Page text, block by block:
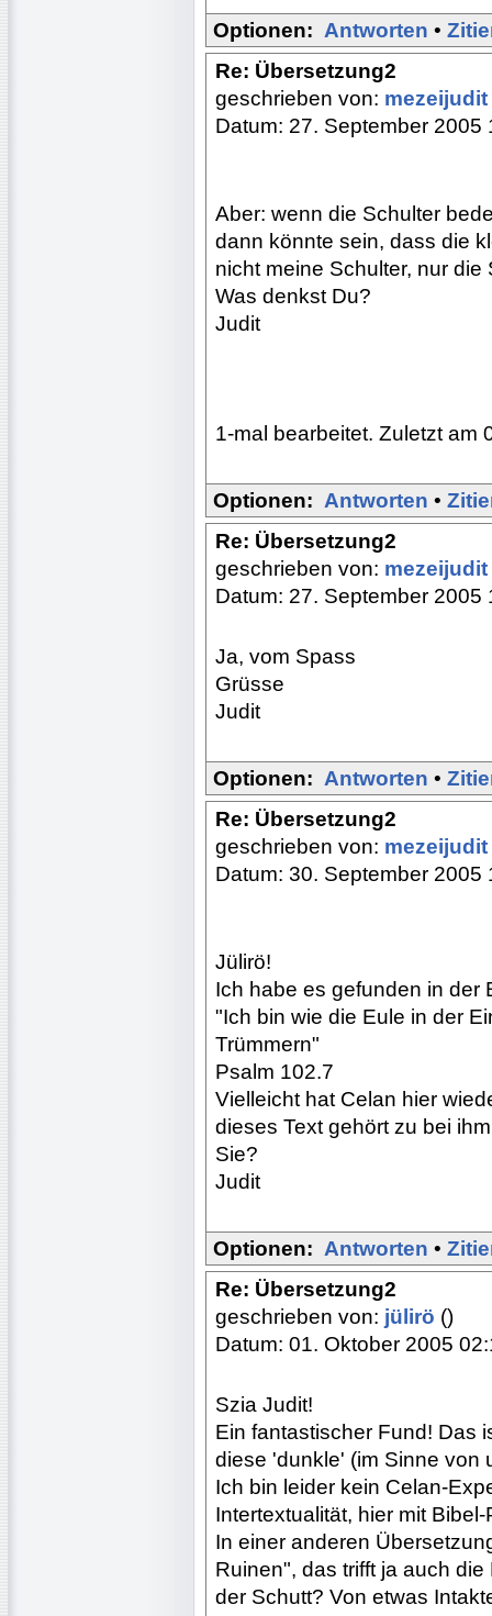
Optionen: Antworten •
Re: Übersetzung2
geschrieben von: mezeijudit
Datum: 27. September 2005
Aber: wenn die Schulter
dann könnte sein, dass die
nicht meine Schulter, nur die
Was denkst Du?
Judit
1-mal bearbeitet. Zuletzt am
Optionen: Antworten •
Re: Übersetzung2
geschrieben von: mezeijudit
Datum: 27. September 2005
Ja, vom Spass
Grüsse
Judit
Optionen: Antworten •
Re: Übersetzung2
geschrieben von: mezeijudit
Datum: 30. September 2005
Jülirö!
Ich habe es gefunden in der
"Ich bin wie die Eule in der
Trümmern"
Psalm 102.7
Vielleicht hat Celan hier
dieses Text gehört zu bei
Sie?
Judit
Optionen: Antworten •
Re: Übersetzung2
geschrieben von: jülirö ()
Datum: 01. Oktober 2005
Szia Judit!
Ein fantastischer Fund! Das
diese 'dunkle' (im Sinne von
Ich bin leider kein Celan-
Intertextualität, hier mit
In einer anderen
Ruinen", das trifft ja auch
der Schutt? Von etwas